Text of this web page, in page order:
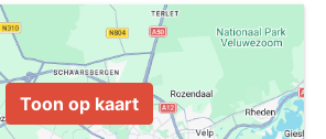
Toon op kaart